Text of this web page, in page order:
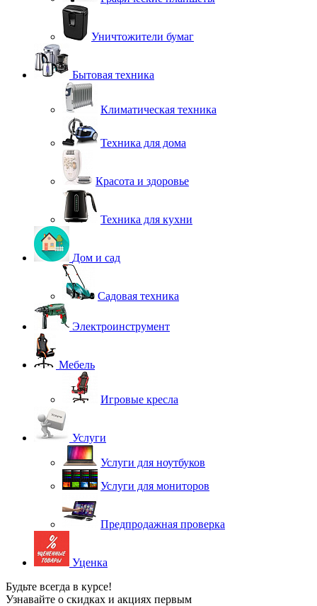
Уничтожители бумаг
Бытовая техника
Климатическая техника
Техника для дома
Красота и здоровье
Техника для кухни
Дом и сад
Садовая техника
Электроинструмент
Мебель
Игровые кресла
Услуги
Услуги для ноутбуков
Услуги для мониторов
Предпродажная проверка
Уценка
Будьте всегда в курсе!
Узнавайте о скидках и акциях первым